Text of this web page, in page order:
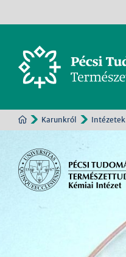
Karunkról Intézetek